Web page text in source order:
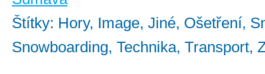
Štítky: Hory, Image, Jiné, Ošetření,
Snowboarding, Technika, Transport,